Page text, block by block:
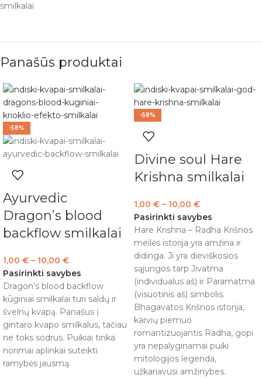
smilkalai
Panašūs produktai
-58%
Ayurvedic
Dragon’s blood
backflow smilkalai
1,00 € – 10,00 €
Pasirinkti savybes
Dragon’s blood backflow
kūginiai smilkalai turi saldų ir
švelnų kvapą. Panašus į
gintaro kvapo smilkalus, tačiau
ne toks sodrus. Puikiai tinka
norimai aplinkai suteikti
ramybės jausmą.
-58%
Divine soul Hare
Krishna smilkalai
1,00 € – 10,00 €
Pasirinkti savybes
Hare Krishna – Radha Krišnos
meilės istorija yra amžina ir
didinga. Ji yra dieviškosios
sąjungos tarp Jivatma
(individualus aš) ir Paramatma
(visuotinis aš) simbolis.
Bhagavatos Krišnos istorija,
karvių piemuo
romantizuojantis Radha, gopi
yra nepalyginamai puiki
mitologijos legenda,
užkariavusi amžinybes.